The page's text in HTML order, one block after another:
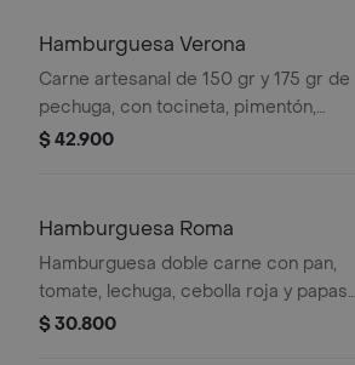
Hamburguesa Verona
Carne artesanal de 150 gr y 175 gr de
pechuga, con tocineta, pimentón,
salsa grille, tomate, lechuga y queso.
$ 42.900
Hamburguesa Roma
Hamburguesa doble carne con pan,
tomate, lechuga, cebolla roja y papas
fritas. Incluye queso.
$ 30.800